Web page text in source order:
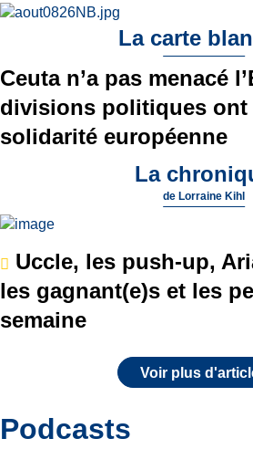
La carte
Ceuta n’a pas menacé
divisions politiques ont
solidarité européenne
La
de Lorraine Kihl
Uccle, les push-up,
les gagnant(e)s et les
semaine
Voir plus
Podcasts